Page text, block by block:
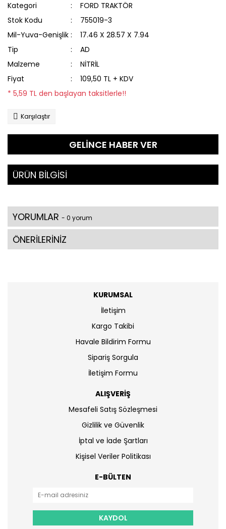
Kategori
FORD TRAKTÖR
Stok Kodu
755019-3
Mil-Yuva-Genişlik
17.46 X 28.57 X 7.94
Tip
AD
Malzeme
NİTRİL
Fiyat
109,50 TL + KDV
* 5,59 TL den başlayan taksitlerle!!
Karşılaştır
GELİNCE HABER VER
ÜRÜN BİLGİSİ
YORUMLAR - 0 yorum
ÖNERİLERİNİZ
KURUMSAL
İletişim
Kargo Takibi
Havale Bildirim Formu
Sipariş Sorgula
İletişim Formu
ALIŞVERİŞ
Mesafeli Satış Sözleşmesi
Gizlilik ve Güvenlik
İptal ve İade Şartları
Kişisel Veriler Politikası
E-BÜLTEN
KAYDOL